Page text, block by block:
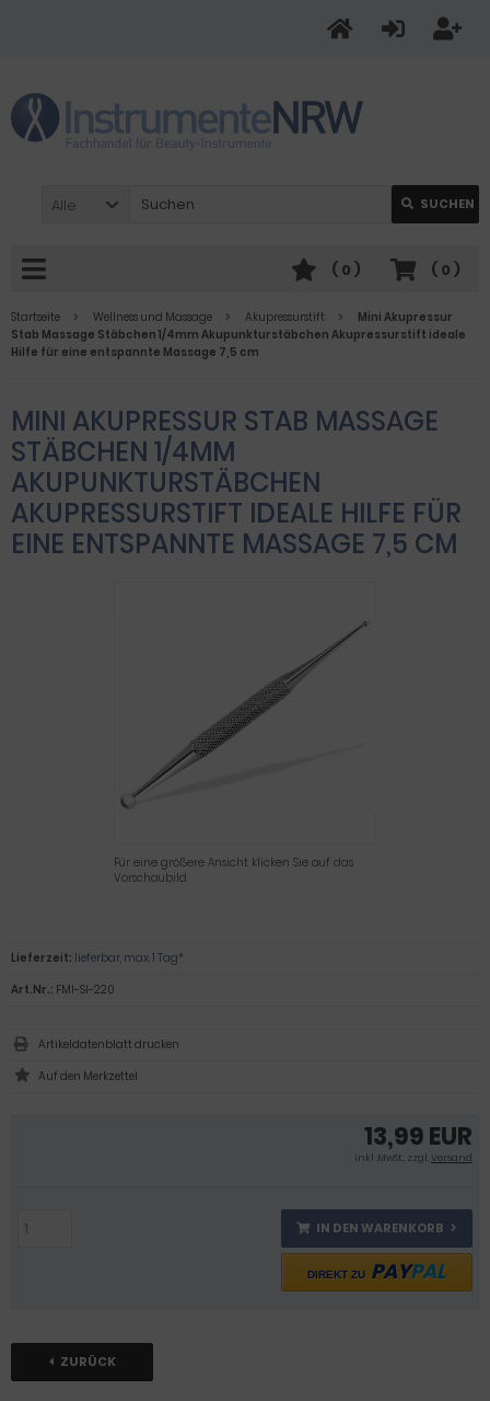
Alle SUCHEN
( 0 )
( 0 )
Startseite Wellness und Massage Akupressurstift
Mini Akupressur
Stab Massage Stäbchen 1/4mm Akupunkturstäbchen Akupressurstift ideale
Hilfe für eine entspannte Massage 7,5 cm
MINI AKUPRESSUR STAB MASSAGE
STÄBCHEN 1/4MM
AKUPUNKTURSTÄBCHEN
AKUPRESSURSTIFT IDEALE HILFE FÜR
EINE ENTSPANNTE MASSAGE 7,5 CM
Für eine größere Ansicht klicken Sie auf das
Vorschaubild
13,99 EUR
inkl .MwSt., zzgl.Versand
IN DEN WARENKORB
DIREKT ZU PAYPAL
ZURÜCK
Lieferzeit: lieferbar, max. 1 Tag*
Art.Nr.: FMI-SI-220
Artikeldatenblatt drucken